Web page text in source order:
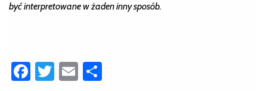
być interpretowane w żaden inny sposób.
Facebook
Twitter
Email